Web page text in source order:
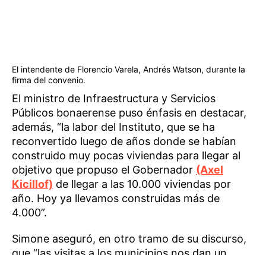
El intendente de Florencio Varela, Andrés Watson, durante la
firma del convenio.
El ministro de Infraestructura y Servicios
Públicos bonaerense puso énfasis en destacar,
además, “la labor del Instituto, que se ha
reconvertido luego de años donde se habían
construido muy pocas viviendas para llegar al
objetivo que propuso el Gobernador (Axel
Kicillof) de llegar a las 10.000 viviendas por
año. Hoy ya llevamos construidas más de
4.000”.
Simone aseguró, en otro tramo de su discurso,